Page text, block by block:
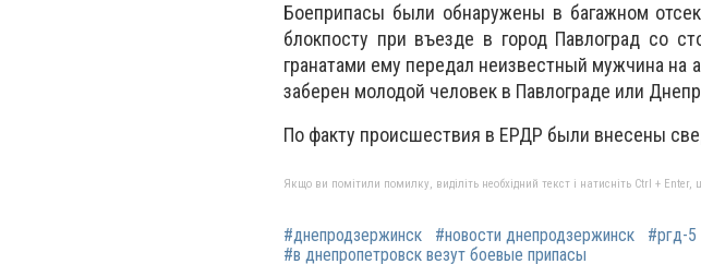
Боеприпасы были обнаружены в багажном
блокпосту при въезде в город Павлоград со
гранатами ему передал неизвестный мужчина на
заберен молодой человек в Павлограде или
По факту происшествия в ЕРДР были внесены
Якщо ви помітили помилку, виділіть необхідний текст і натисніть Ctrl +
#днепродзержинск #новости днепродзержинск #ргд-5
#в днепропетровск везут боевые припасы